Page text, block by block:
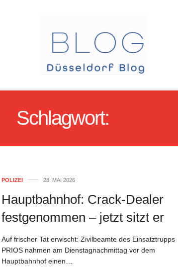
Schlagwort:
POLIZEI 28. MAI 2026
Hauptbahnhof: Crack-Dealer
festgenommen – jetzt sitzt er
Auf frischer Tat erwischt: Zivilbeamte des Einsatztrupps
PRIOS nahmen am Dienstagnachmittag vor dem
Hauptbahnhof einen…